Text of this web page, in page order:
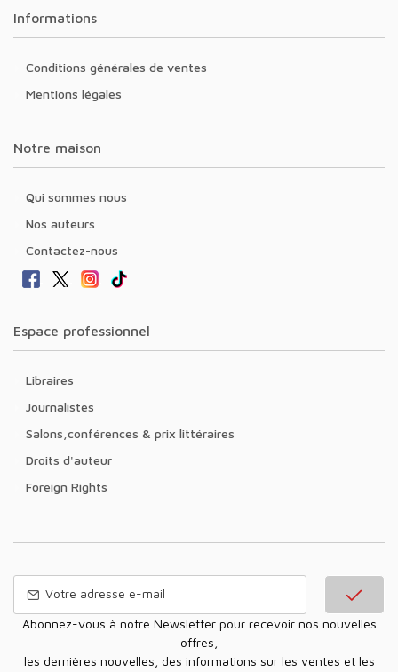
Informations
Conditions générales de ventes
Mentions légales
Notre maison
Qui sommes nous
Nos auteurs
Contactez-nous
Espace professionnel
Libraires
Journalistes
Salons,conférences & prix littéraires
Droits d'auteur
Foreign Rights
Abonnez-vous à notre Newsletter pour recevoir nos nouvelles
offres,
les dernières nouvelles, des informations sur les ventes et les